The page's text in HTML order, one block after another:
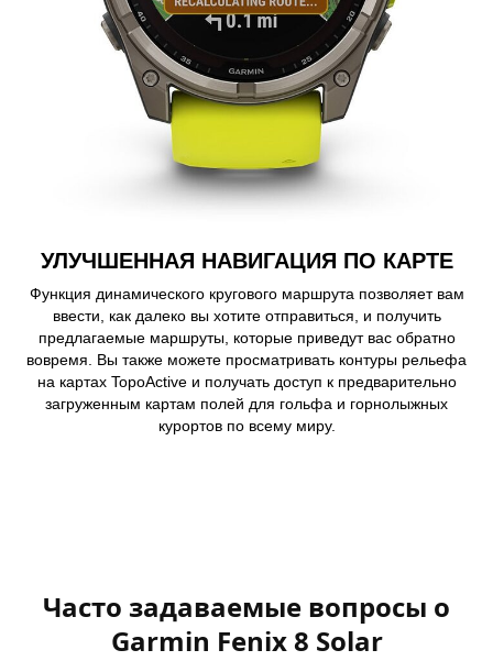
УЛУЧШЕННАЯ НАВИГАЦИЯ ПО КАРТЕ
Функция динамического кругового маршрута позволяет вам
ввести, как далеко вы хотите отправиться, и получить
предлагаемые маршруты, которые приведут вас обратно
вовремя. Вы также можете просматривать контуры рельефа
на картах TopoActive и получать доступ к предварительно
загруженным картам полей для гольфа и горнолыжных
курортов по всему миру.
Часто задаваемые вопросы о
Garmin Fenix 8 Solar